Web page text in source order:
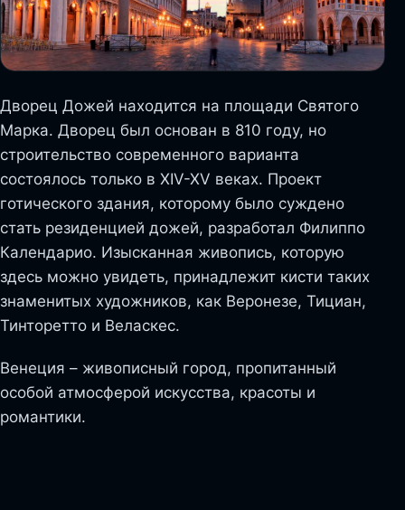
Дворец Дожей находится на площади Святого
Марка. Дворец был основан в 810 году, но
строительство современного варианта
состоялось только в XIV-XV веках. Проект
готического здания, которому было суждено
стать резиденцией дожей, разработал Филиппо
Календарио. Изысканная живопись, которую
здесь можно увидеть, принадлежит кисти таких
знаменитых художников, как Веронезе, Тициан,
Тинторетто и Веласкес.
Венеция – живописный город, пропитанный
особой атмосферой искусства, красоты и
романтики.